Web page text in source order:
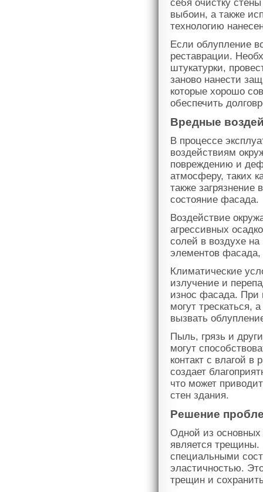
себя очистку
выбоин, а также
технологию
Если облупление
реставрации.
штукатурки,
заново нанести
которые хорошо
обеспечить
Вредные
В процессе
воздействиям
повреждению и
атмосферу, таких
также загрязнение
состояние фасада.
Воздействие
агрессивных
солей в воздухе
элементов фасада,
Климатические
излучение и
износ фасада. При
могут трескаться,
вызвать
Пыль, грязь и
могут
контакт с влагой в
создает
что может
стен здания.
Решение
Одной из
является трещины.
специальными
эластичностью.
трещин и